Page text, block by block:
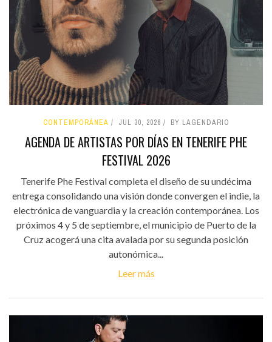
CONTEMPORÁNEA JUL 30, 2026 BY LAGENDARIO
AGENDA DE ARTISTAS POR DÍAS EN TENERIFE PHE
FESTIVAL 2026
Tenerife Phe Festival completa el diseño de su undécima
entrega consolidando una visión donde convergen el indie, la
electrónica de vanguardia y la creación contemporánea. Los
próximos 4 y 5 de septiembre, el municipio de Puerto de la
Cruz acogerá una cita avalada por su segunda posición
autonómica...
Leer más